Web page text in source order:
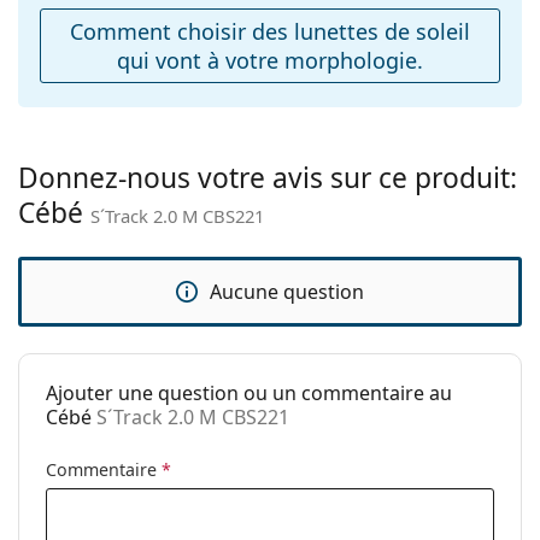
ajustables:
ressort:
Non
Étui:
Oui
Tissu de
Oui
Catégorie:
Lunettes de soleil
Marque:
Cébé
Sport:
Comment choisir des lunettes de soleil
qui vont à votre morphologie.
Donnez-nous votre avis sur ce produit:
Cébé S´Track 2.0 M CBS221
Aucune question
Ajouter une question ou un commentaire au
Cébé S´Track 2.0 M CBS221
Commentaire *